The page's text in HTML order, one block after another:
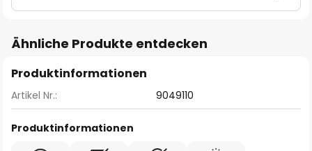
Ähnliche Produkte entdecken
Produktinformationen
Artikel Nr.: 9049110
Produktinformationen